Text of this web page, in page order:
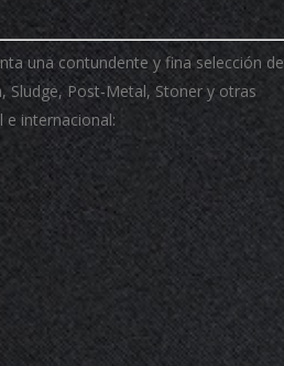
una contundente y fina selección de
Sludge, Post-Metal, Stoner y otras
e internacional: